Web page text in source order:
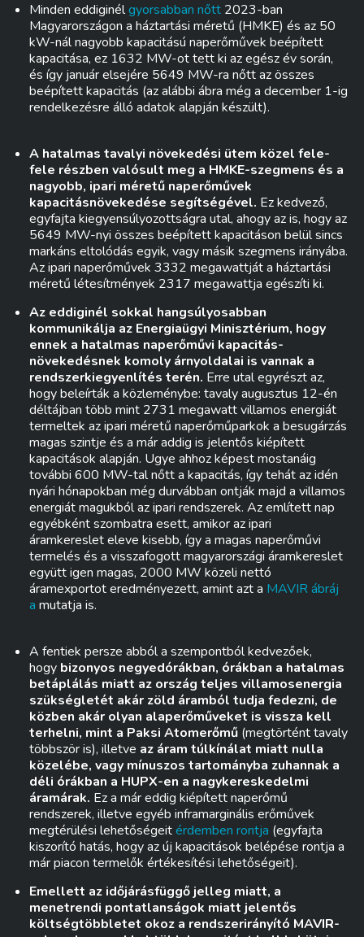
Minden eddiginélgyorsabban nőtt 2023-ban
Magyarországon a háztartási méretű (HMKE) és az 50
kW-nál nagyobb kapacitású naperőművek beépített
kapacitása, ez 1632 MW-ot tett ki az egész év során,
és így január elsejére 5649 MW-ra nőtt az összes
beépített kapacitás (az alábbi ábra még a december 1-ig
rendelkezésre álló adatok alapján készült).
A hatalmas tavalyi növekedési ütem közel fele-
fele részben valósult meg a HMKE-szegmens és a
nagyobb, ipari méretű naperőművek
kapacitásnövekedése segítségével. Ez kedvező,
egyfajta kiegyensúlyozottságra utal, ahogy az is, hogy az
5649 MW-nyi összes beépített kapacitáson belül sincs
markáns eltolódás egyik, vagy másik szegmens irányába.
Az ipari naperőművek 3332 megawattját a háztartási
méretű létesítmények 2317 megawattja egészíti ki.
Az eddiginél sokkal hangsúlyosabban
kommunikálja az Energiaügyi Minisztérium, hogy
ennek a hatalmas naperőművi kapacitás-
növekedésnek komoly árnyoldalai is vannak a
rendszerkiegyenlítés terén. Erre utal egyrészt az,
hogy beleírták a közleménybe: tavaly augusztus 12-én
déltájban több mint 2731 megawatt villamos energiát
termeltek az ipari méretű naperőműparkok a besugárzás
magas szintje és a már addig is jelentős kiépített
kapacitások alapján. Ugye ahhoz képest mostanáig
további 600 MW-tal nőtt a kapacitás, így tehát az idén
nyári hónapokban még durvábban ontják majd a villamos
energiát magukból az ipari rendszerek. Az említett nap
egyébként szombatra esett, amikor az ipari
áramkereslet eleve kisebb, így a magas naperőművi
termelés és a visszafogott magyarországi áramkereslet
együtt igen magas, 2000 MW közeli nettó
áramexportot eredményezett, amint azt a MAVIR ábráj
a mutatja is.
A fentiek persze abból a szempontból kedvezőek,
hogy bizonyos negyedórákban, órákban a hatalmas
betáplálás miatt az ország teljes villamosenergia
szükségletét akár zöld áramból tudja fedezni, de
közben akár olyan alaperőműveket is vissza kell
terhelni, mint a Paksi Atomerőmű (megtörtént tavaly
többször is), illetve az áram túlkínálat miatt nulla
közelébe, vagy mínuszos tartományba zuhannak a
déli órákban a HUPX-en a nagykereskedelmi
áramárak. Ez a már eddig kiépített naperőmű
rendszerek, illetve egyéb inframarginális erőművek
megtérülési lehetőségeitérdemben rontja (egyfajta
kiszorító hatás, hogy az új kapacitások belépése rontja a
már piacon termelők értékesítési lehetőségeit).
Emellett az időjárásfüggő jelleg miatt, a
menetrendi pontatlanságok miatt jelentős
költségtöbbletet okoz a rendszerirányító MAVIR-